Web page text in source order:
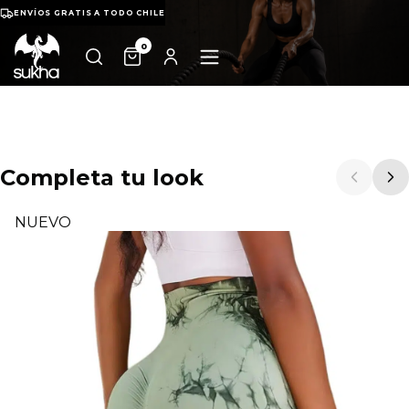
ENVÍOS GRATIS A TODO CHILE
0
Completa tu look
NUEVO